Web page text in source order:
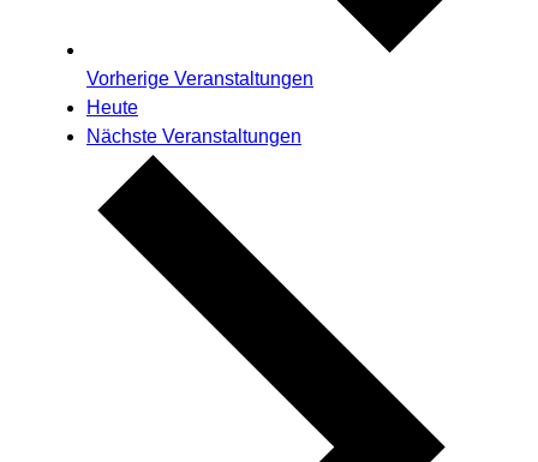
Vorherige Veranstaltungen
Heute
Nächste Veranstaltungen